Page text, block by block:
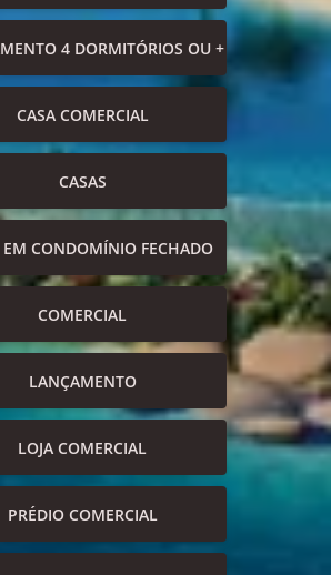
4 DORMITÓRIOS OU +
CASA COMERCIAL
CASAS
EM CONDOMÍNIO FECHADO
COMERCIAL
LANÇAMENTO
LOJA COMERCIAL
PRÉDIO COMERCIAL